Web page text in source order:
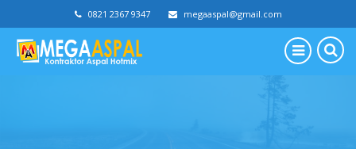
0821 2367 9347 megaaspal@gmail.com